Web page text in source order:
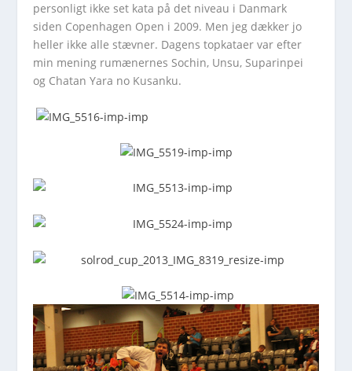
personligt ikke set kata på det niveau i Danmark
siden Copenhagen Open i 2009. Men jeg dækker jo
heller ikke alle stævner. Dagens topkataer var efter
min mening rumænernes Sochin, Unsu, Suparinpei
og Chatan Yara no Kusanku.